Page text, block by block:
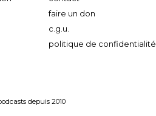
faire un don
c.g.u.
politique de confidentialité
depuis 2010